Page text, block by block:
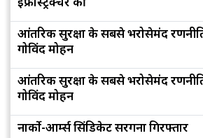
आंतरिक सुरक्षा के सबसे भरोसेमंद
गोविंद मोहन
आंतरिक सुरक्षा के सबसे भरोसेमंद
गोविंद मोहन
नार्को-आर्म्स सिंडिकेट सरगना गिरफ्तार